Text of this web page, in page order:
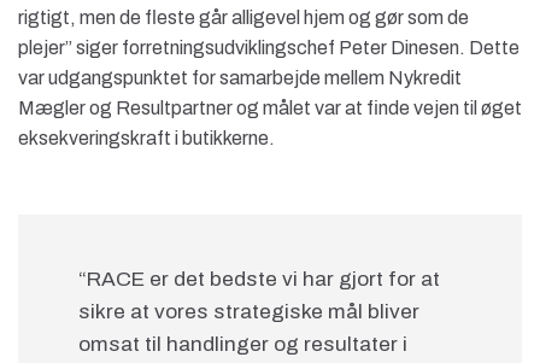
rigtigt, men de fleste går alligevel hjem og gør som de
plejer” siger forretningsudviklingschef Peter Dinesen. Dette
var udgangspunktet for samarbejde mellem Nykredit
Mægler og Resultpartner og målet var at finde vejen til øget
eksekveringskraft i butikkerne.
“RACE er det bedste vi har gjort for at
sikre at vores strategiske mål bliver
omsat til handlinger og resultater i